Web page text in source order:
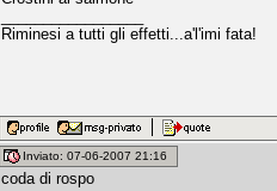
Riminesi a tutti gli effetti...a'l'imi fata!
Inviato: 07-06-2007 21:16
coda di rospo